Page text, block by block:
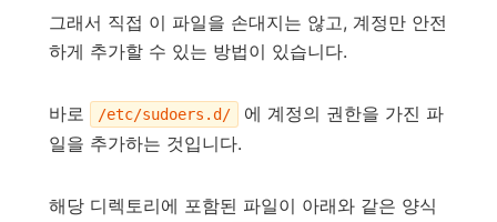
그래서 직접 이 파일을 손대지는 않고, 계정만 안전
하게 추가할 수 있는 방법이 있습니다.
바로 /etc/sudoers.d/
에 계정의 권한을 가진 파
일을 추가하는 것입니다.
해당 디렉토리에 포함된 파일이 아래와 같은 양식